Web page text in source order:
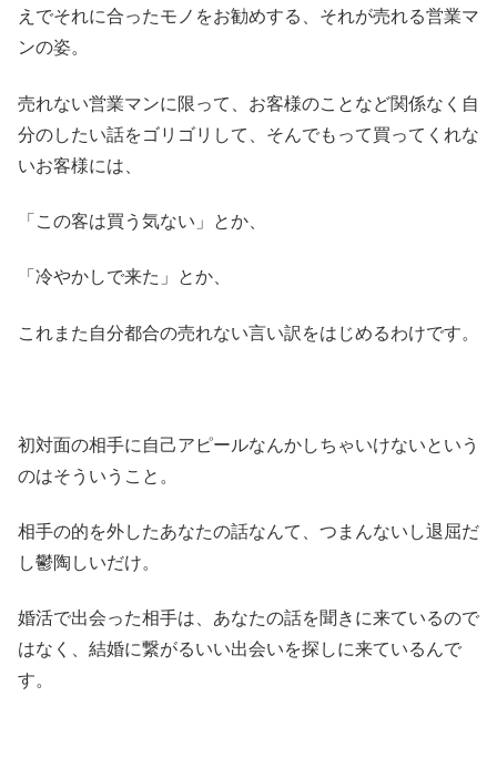
えでそれに合ったモノをお勧めする、それが売れる営業マ
ンの姿。
売れない営業マンに限って、お客様のことなど関係なく自
分のしたい話をゴリゴリして、そんでもって買ってくれな
いお客様には、
「この客は買う気ない」とか、
「冷やかしで来た」とか、
これまた自分都合の売れない言い訳をはじめるわけです。
初対面の相手に自己アピールなんかしちゃいけないという
のはそういうこと。
相手の的を外したあなたの話なんて、つまんないし退屈だ
し鬱陶しいだけ。
婚活で出会った相手は、あなたの話を聞きに来ているので
はなく、結婚に繋がるいい出会いを探しに来ているんで
す。